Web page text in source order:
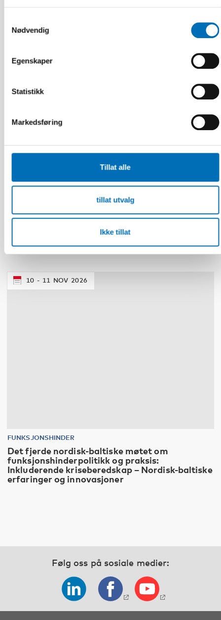
Nødvendig
Egenskaper
Statistikk
Markedsføring
Tillat alle
tillat utvalg
Ikke tillat
9 apr 2026
Funksjonshinderspørsmål – Årsrapport 2025
10 11 NOV 2026
FUNKSJONSHINDER
Det fjerde nordisk-baltiske møtet om
funksjonshinderpolitikk og praksis:
Inkluderende kriseberedskap – Nordisk-baltiske
erfaringer og innovasjoner
Følg oss på sosiale medier: